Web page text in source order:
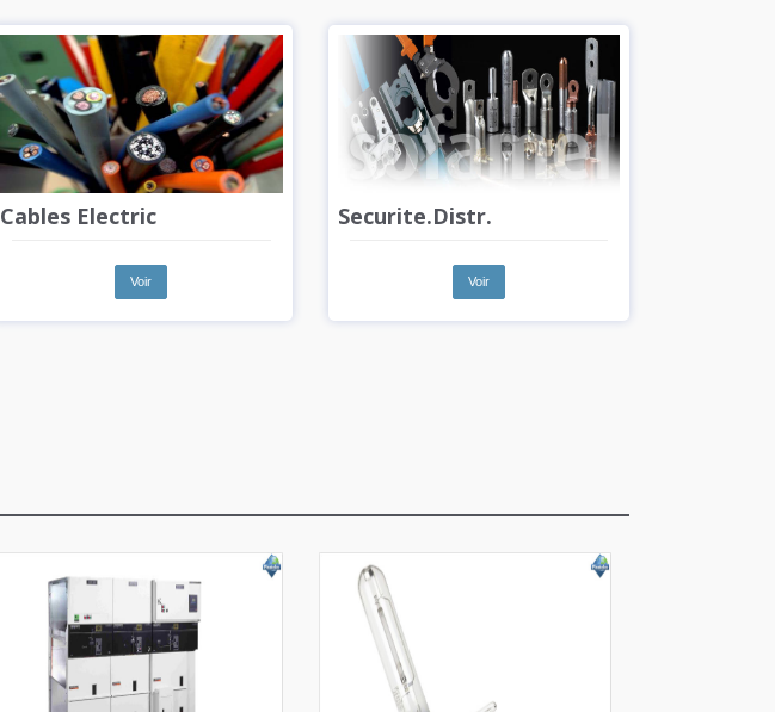
Cables Electric
Voir
Securite.Distr.
Voir